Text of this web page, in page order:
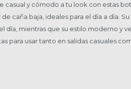
casual y cómodo a tu look con estas
caña baja, ideales para el día a día.
día, mientras que su estilo moderno y
para usar tanto en salidas casuales